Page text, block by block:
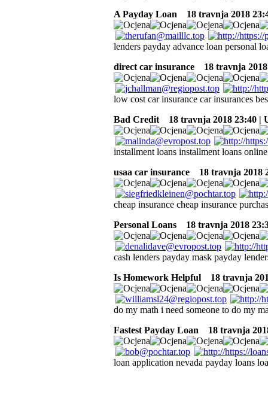
A Payday Loan
18 travnja 2018
lenders payday advance loan personal
direct car insurance
18 travnja
low cost car insurance car insurances
Bad Credit
18 travnja 2018 23:40 |
installment loans installment loans
usaa car insurance
18 travnja 2018
cheap insurance cheap insurance
Personal Loans
18 travnja 2018
cash lenders payday mask payday
Is Homework Helpful
18 travnja
do my math i need someone to do my
Fastest Payday Loan
18 travnja
loan application nevada payday loans